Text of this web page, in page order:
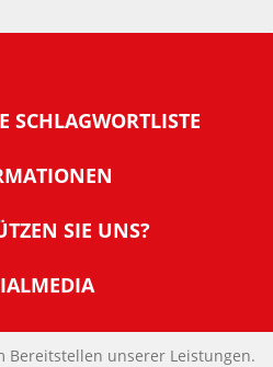
SCHLAGWORTLISTE
der NachDenkSeiten
Mail-Signaturen
SIE UNS?
Fördermitglied
Bereitstellen unserer Leistungen.